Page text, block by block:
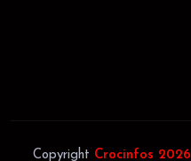
Copyright Crocinfos 2026